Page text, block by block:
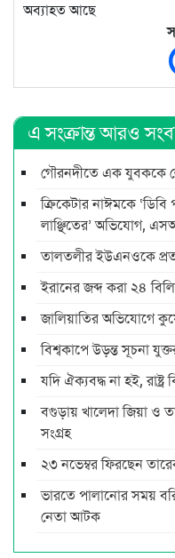
অব্যাহত আছে
এ সংক্রান্ত আরও
গৌরনদীতে এক যুবককে
ক্রিকেটার নাঈমকে ‘ডিবি
লাঞ্ছিতের’ অভিযোগ,
তালতলীর ইউএনওকে
ইরানের জব্দ করা ২৪
জালিয়াতির অভিযোগে
বিশ্বকাপে উড়ন্ত সূচনা
যদি ঐক্যবদ্ধ না হই, রাষ্ট্র
বগুড়ায় খালেদা জিয়া ও
সংগ্রহ
২৩ নভেম্বর ফিরছেন
ভারতে পালানোর সময়
নেতা আটক